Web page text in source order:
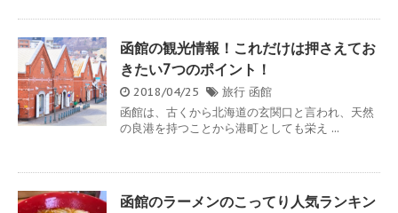
函館の観光情報！これだけは押さえてお
きたい7つのポイント！
2018/04/25 旅行 函館
函館は、古くから北海道の玄関口と言われ、天然
の良港を持つことから港町としても栄え ...
函館のラーメンのこってり人気ランキン